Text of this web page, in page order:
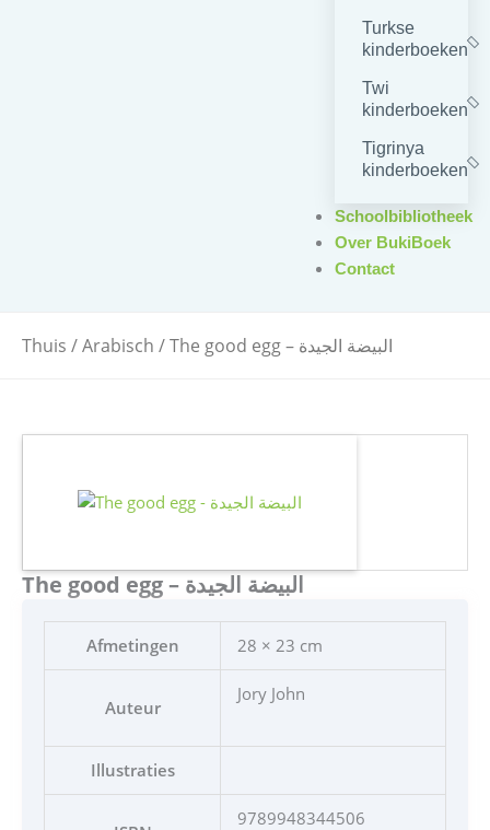
Turkse
kinderboeken
Twi
kinderboeken
Tigrinya
kinderboeken
Schoolbibliotheek
Over BukiBoek
Contact
Thuis /Arabisch / The good egg – البيضة الجيدة
The good egg – البيضة الجيدة
Afmetingen 28 × 23 cm
Auteur
Jory John
Illustraties
9789948344506